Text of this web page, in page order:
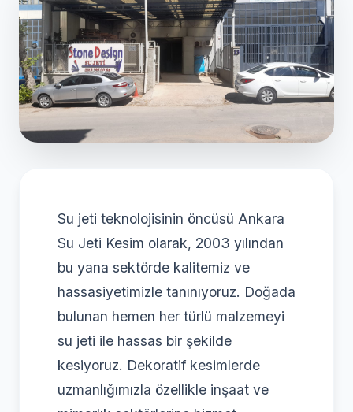
Su jeti teknolojisinin öncüsü Ankara
Su Jeti Kesim olarak, 2003 yılından
bu yana sektörde kalitemiz ve
hassasiyetimizle tanınıyoruz. Doğada
bulunan hemen her türlü malzemeyi
su jeti ile hassas bir şekilde
kesiyoruz. Dekoratif kesimlerde
uzmanlığımızla özellikle inşaat ve